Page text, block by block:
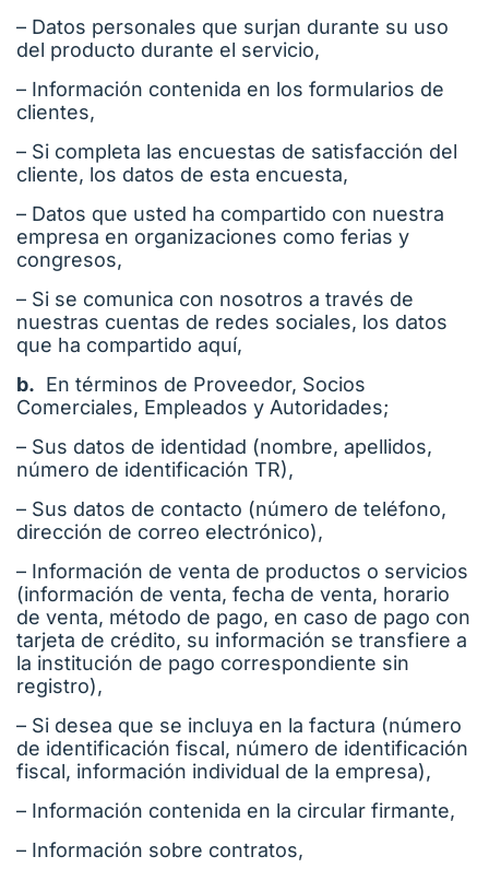
– Datos personales que surjan durante su uso
del producto durante el servicio,
– Información contenida en los formularios de
clientes,
– Si completa las encuestas de satisfacción del
cliente, los datos de esta encuesta,
– Datos que usted ha compartido con nuestra
empresa en organizaciones como ferias y
congresos,
– Si se comunica con nosotros a través de
nuestras cuentas de redes sociales, los datos
que ha compartido aquí,
b. En términos de Proveedor, Socios
Comerciales, Empleados y Autoridades;
– Sus datos de identidad (nombre, apellidos,
número de identificación TR),
– Sus datos de contacto (número de teléfono,
dirección de correo electrónico),
– Información de venta de productos o servicios
(información de venta, fecha de venta, horario
de venta, método de pago, en caso de pago con
tarjeta de crédito, su información se transfiere a
la institución de pago correspondiente sin
registro),
– Si desea que se incluya en la factura (número
de identificación fiscal, número de identificación
fiscal, información individual de la empresa),
– Información contenida en la circular firmante,
– Información sobre contratos,